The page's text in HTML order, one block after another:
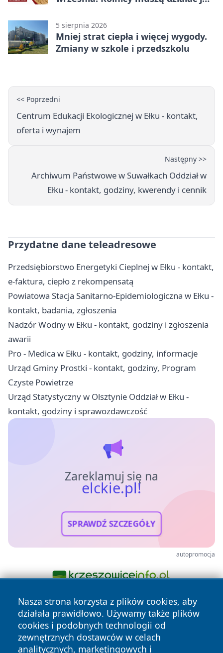
5 sierpnia 2026
Mniej strat ciepła i więcej wygody.
Zmiany w szkole i przedszkolu
<< Poprzedni
Centrum Edukacji Ekologicznej w Ełku - kontakt,
oferta i wynajem
Następny >>
Archiwum Państwowe w Suwałkach Oddział w
Ełku - kontakt, godziny, kwerendy i cennik
Przydatne dane teleadresowe
Przedsiębiorstwo Energetyki Cieplnej w Ełku - kontakt,
e-faktura, ciepło z rekompensatą
Powiatowa Stacja Sanitarno-Epidemiologiczna w Ełku -
kontakt, badania, zgłoszenia
Nadzór Wodny w Ełku - kontakt, godziny i zgłoszenia
awarii
Pro - Medica w Ełku - kontakt, godziny, informacje
Urząd Gminy Prostki - kontakt, godziny, Program
Czyste Powietrze
Urząd Statystyczny w Olsztynie Oddział w Ełku -
kontakt, godziny i sprawozdawczość
Zareklamuj się na
elckie.pl!
SPRAWDŹ SZCZEGÓŁY
autopromocja
Nasza strona korzysta z plików cookies, aby
działała prawidłowo. Używamy także plików
cookies i podobnych technologii od
zewnętrznych dostawców w celach
analitycznych, marketingowych i